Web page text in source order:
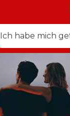
Ich habe mich